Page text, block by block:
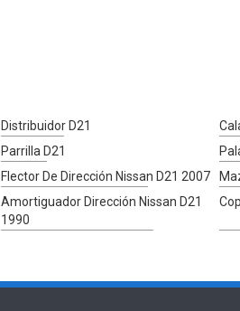
Distribuidor D21
Parrilla D21
Flector De Dirección Nissan D21 2007
Amortiguador Dirección Nissan D21
1990